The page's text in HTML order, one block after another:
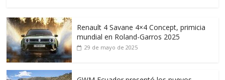
Renault 4 Savane 4×4 Concept, primicia
mundial en Roland-Garros 2025
29 de mayo de 2025